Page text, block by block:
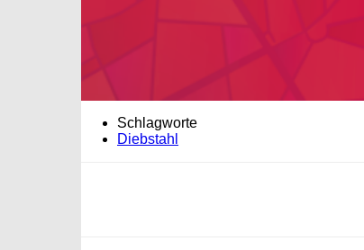
Schlagworte
Diebstahl